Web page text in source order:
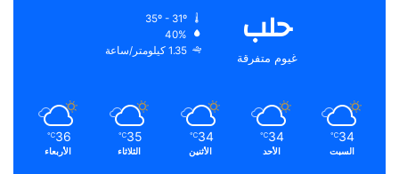
حلب
غيوم متفرقة
40%
1.35 كيلومتر/ساعة
34
℃
السبت
34
℃
الأحد
34
℃
الأثنين
35
℃
الثلاثاء
36
℃
الأربعاء